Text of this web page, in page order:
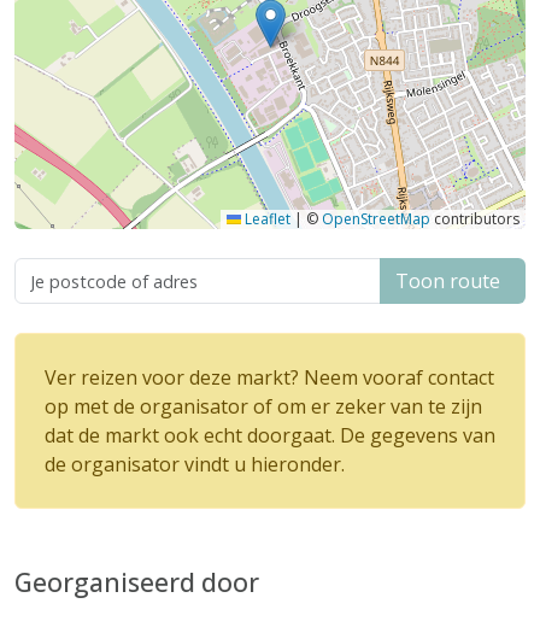
Leaflet | © OpenStreetMap contributors
Toon route
Ver reizen voor deze markt? Neem vooraf contact
op met de organisator of om er zeker van te zijn
dat de markt ook echt doorgaat. De gegevens van
de organisator vindt u hieronder.
Georganiseerd door